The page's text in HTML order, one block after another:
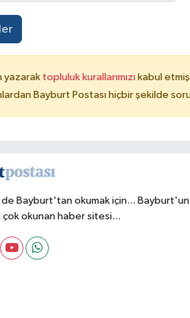
yazarak topluluk kurallarımızı kabul
Bayburt Postası hiçbir şekilde
de Bayburt'tan okumak için...
çok okunan haber sitesi...